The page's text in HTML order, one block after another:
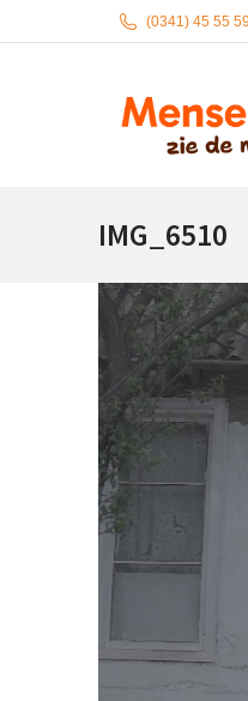
(0341) 45 55 59
IMG_6510